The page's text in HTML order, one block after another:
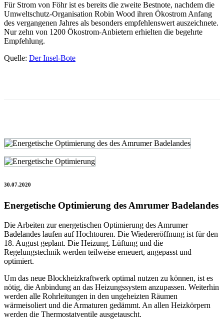
Für Strom von Föhr ist es bereits die zweite Bestnote, nachdem die
Umweltschutz-Organisation Robin Wood ihren Ökostrom Anfang
des vergangenen Jahres als besonders empfehlenswert auszeichnete.
Nur zehn von 1200 Ökostrom-Anbietern erhielten die begehrte
Empfehlung.
Quelle: Der Insel-Bote
30.07.2020
Energetische Optimierung des Amrumer Badelandes
Die Arbeiten zur energetischen Optimierung des Amrumer
Badelandes laufen auf Hochtouren. Die Wiedereröffnung ist für den
18. August geplant. Die Heizung, Lüftung und die
Regelungstechnik werden teilweise erneuert, angepasst und
optimiert.
Um das neue Blockheizkraftwerk optimal nutzen zu können, ist es
nötig, die Anbindung an das Heizungssystem anzupassen. Weiterhin
werden alle Rohrleitungen in den ungeheizten Räumen
wärmeisoliert und die Armaturen gedämmt. An allen Heizkörpern
werden die Thermostatventile ausgetauscht.